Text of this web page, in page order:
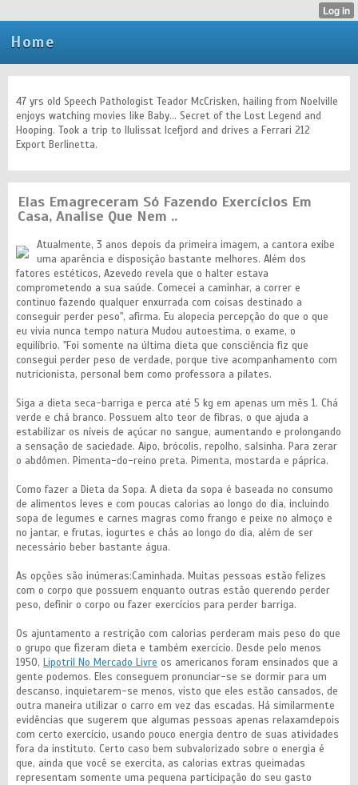
Home
47 yrs old Speech Pathologist Teador McCrisken, hailing from Noelville
enjoys watching movies like Baby... Secret of the Lost Legend and
Hooping. Took a trip to Ilulissat Icefjord and drives a Ferrari 212
Export Berlinetta.
Elas Emagreceram Só Fazendo Exercícios Em
Casa, Analise Que Nem ..
Atualmente, 3 anos depois da primeira imagem, a cantora exibe
uma aparência e disposição bastante melhores. Além dos
fatores estéticos, Azevedo revela que o halter estava
comprometendo a sua saúde. Comecei a caminhar, a correr e
continuo fazendo qualquer enxurrada com coisas destinado a
conseguir perder peso", afirma. Eu alopecia percepção do que o que
eu vivia nunca tempo natura Mudou autoestima, o exame, o
equilíbrio. "Foi somente na última dieta que consciência fiz que
consegui perder peso de verdade, porque tive acompanhamento com
nutricionista, personal bem como professora a pilates.
Siga a dieta seca-barriga e perca até 5 kg em apenas um mês 1. Chá
verde e chá branco. Possuem alto teor de fibras, o que ajuda a
estabilizar os níveis de açúcar no sangue, aumentando e prolongando
a sensação de saciedade. Aipo, brócolis, repolho, salsinha. Para zerar
o abdômen. Pimenta-do-reino preta. Pimenta, mostarda e páprica.
Como fazer a Dieta da Sopa. A dieta da sopa é baseada no consumo
de alimentos leves e com poucas calorias ao longo do dia, incluindo
sopa de legumes e carnes magras como frango e peixe no almoço e
no jantar, e frutas, iogurtes e chás ao longo do dia, além de ser
necessário beber bastante água.
As opções são inúmeras:Caminhada. Muitas pessoas estão felizes
com o corpo que possuem enquanto outras estão querendo perder
peso, definir o corpo ou fazer exercícios para perder barriga.
Os ajuntamento a restrição com calorias perderam mais peso do que
o grupo que fizeram dieta e também exercício. Desde pelo menos
1950, Lipotril No Mercado Livre os americanos foram ensinados que a
gente podemos. Eles conseguem pronunciar-se se dormir para um
descanso, inquietarem-se menos, visto que eles estão cansados, de
outra maneira utilizar o carro em vez das escadas. Há similarmente
evidências que sugerem que algumas pessoas apenas relaxamdepois
com certo exercício, usando pouco energia dentro de suas atividades
fora da instituto. Certo caso bem subvalorizado sobre o energia é
que, ainda que você se exercita, as calorias extras queimadas
representam somente uma pequena participação do seu gasto